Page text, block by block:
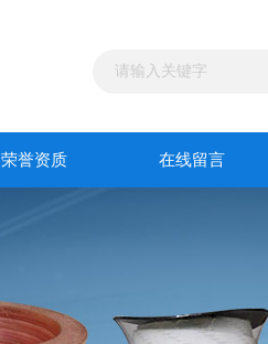
荣誉资质 在线留言